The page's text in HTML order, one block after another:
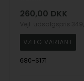
260,00 DKK
680-S171